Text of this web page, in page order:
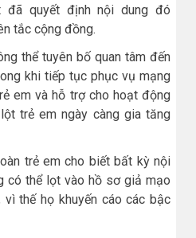
đã quyết định nội dung đó
tắc cộng đồng.
thể tuyên bố quan tâm đến
khi tiếp tục phục vụ mạng
em và hỗ trợ cho hoạt động
trẻ em ngày càng gia tăng
trẻ em cho biết bất kỳ nội
có thể lọt vào hồ sơ giả mạo
thế họ khuyến cáo các bậc